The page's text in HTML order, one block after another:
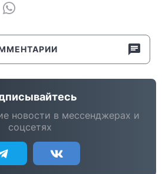
новости в мессенджерах и
соцсетях